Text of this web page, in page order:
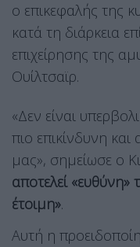
ο επικεφαλής της
κατά τη διάρκεια
επιχείρησης της
Ουίλτσαϊρ.
«Δεν είναι
πιο επικίνδυνη
μας», σημείωσε ο
αποτελεί «ευθύνη»
έτοιμη».
Αυτή η